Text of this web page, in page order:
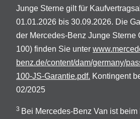
Junge Sterne gilt für
01.01.2026 bis 30.09.2026. Die
der Mercedes-Benz Junge Sterne
100) finden Sie unter
benz.de/content/dam/germany/
100-JS-Garantie.pdf. Kontingent
02/2025
3 Bei Mercedes-Benz Van ist